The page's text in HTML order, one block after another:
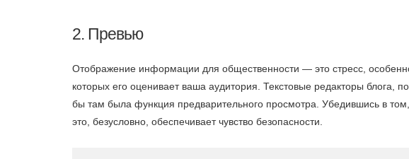
2. Превью
Отображение информации для общественности — это стресс,
которых его оценивает ваша аудитория. Текстовые редакторы блога,
бы там была функция предварительного просмотра. Убедившись в
это, безусловно, обеспечивает чувство безопасности.